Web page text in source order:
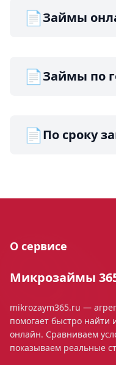
📄Займы
📄Займы по
📄По сроку
О сервисе
Микрозаймы
mikrozaym365.ru —
помогает быстро найти
онлайн. Сравниваем
показываем реальные